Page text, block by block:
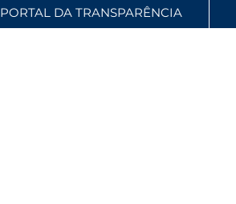
PORTAL DA TRANSPARÊNCIA